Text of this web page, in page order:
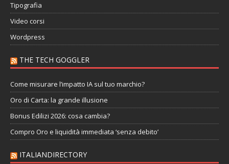
Tipografia
Video corsi
Wordpress
THE TECH GOGGLER
Come misurare l’impatto IA sul tuo marchio?
Oro di Carta: la grande illusione
Bonus Edilizi 2026: cosa cambia?
Compro Oro e liquidità immediata ‘senza debito’
ITALIANDIRECTORY